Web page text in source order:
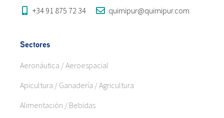
+34 91 875 72 34 quimipur@quimipur.com
Sectores
Aeronáutica / Aeroespacial
Apicultura / Ganadería / Agricultura
Alimentación / Bebidas